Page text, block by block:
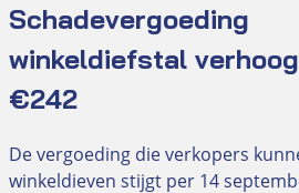
Schadevergoeding
winkeldiefstal
€242
De vergoeding die verkopers
winkeldieven stijgt per 14